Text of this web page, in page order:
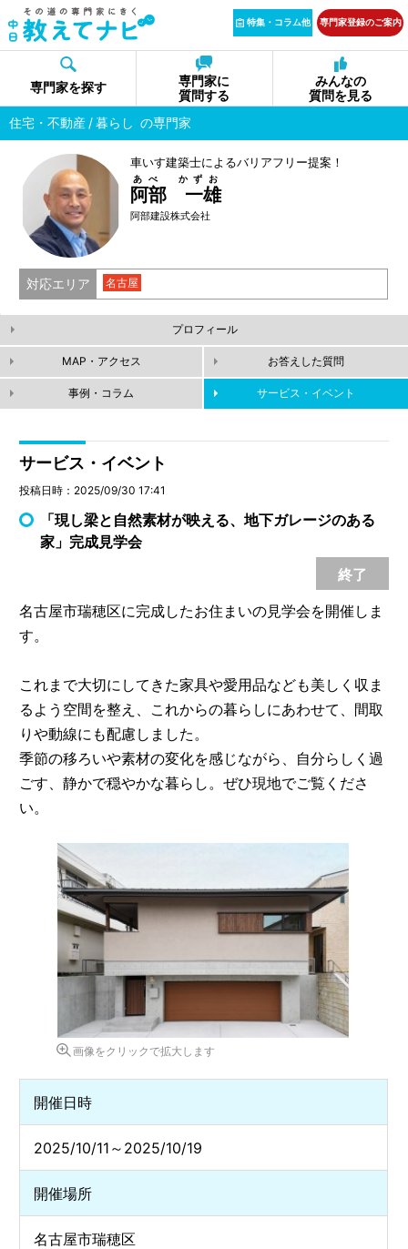
特集・コラム他 専門家登録のご案内
専門家を探す
専門家に
質問する
みんなの
質問を見る
住宅・不動産
暮らし の専門家
車いす建築士によるバリアフリー提案！
阿部 一雄
あべ かずお
阿部建設株式会社
対応エリア 名古屋
プロフィール
MAP・アクセス お答えした質問
事例・コラム サービス・イベント
サービス・イベント
投稿日時：2025/09/30 17:41
「現し梁と自然素材が映える、地下ガレージのある
家」完成見学会
終了
名古屋市瑞穂区に完成したお住まいの見学会を開催しま
す。
これまで大切にしてきた家具や愛用品なども美しく収ま
るよう空間を整え、これからの暮らしにあわせて、間取
りや動線にも配慮しました。
季節の移ろいや素材の変化を感じながら、自分らしく過
ごす、静かで穏やかな暮らし。ぜひ現地でご覧くださ
い。
画像をクリックで拡大します
開催日時
2025/10/11～2025/10/19
開催場所
名古屋市瑞穂区